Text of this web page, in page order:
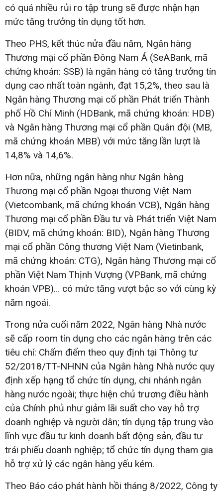
có quá nhiều rủi ro tập trung sẽ được nhận hạn
mức tăng trưởng tín dụng tốt hơn.
Theo PHS, kết thúc nửa đầu năm, Ngân hàng
Thương mại cổ phần Đông Nam Á (SeABank, mã
chứng khoán: SSB) là ngân hàng có tăng trưởng tín
dụng cao nhất toàn ngành, đạt 15,2%, theo sau là
Ngân hàng Thương mại cổ phần Phát triển Thành
phố Hồ Chí Minh (HDBank, mã chứng khoán: HDB)
và Ngân hàng Thương mại cổ phần Quân đội (MB,
mã chứng khoán MBB) với mức tăng lần lượt là
14,8% và 14,6%.
Hơn nữa, những ngân hàng như Ngân hàng
Thương mại cổ phần Ngoại thương Việt Nam
(Vietcombank, mã chứng khoán VCB), Ngân hàng
Thương mại cổ phần Đầu tư và Phát triển Việt Nam
(BIDV, mã chứng khoán: BID), Ngân hàng Thương
mại cổ phần Công thương Việt Nam (Vietinbank,
mã chứng khoán: CTG), Ngân hàng Thương mại cổ
phần Việt Nam Thịnh Vượng (VPBank, mã chứng
khoán VPB)… có mức tăng vượt bậc so với cùng kỳ
năm ngoái.
Trong nửa cuối năm 2022, Ngân hàng Nhà nước
sẽ cấp room tín dụng cho các ngân hàng trên các
tiêu chí: Chấm điểm theo quy định tại Thông tư
52/2018/TT-NHNN của Ngân hàng Nhà nước quy
định xếp hạng tổ chức tín dụng, chi nhánh ngân
hàng nước ngoài; thực hiện chủ trương điều hành
của Chính phủ như giảm lãi suất cho vay hỗ trợ
doanh nghiệp và người dân; tín dụng tập trung vào
lĩnh vực đầu tư kinh doanh bất động sản, đầu tư
trái phiếu doanh nghiệp; tổ chức tín dụng tham gia
hỗ trợ xử lý các ngân hàng yếu kém.
Theo Báo cáo phát hành hồi tháng 8/2022, Công ty